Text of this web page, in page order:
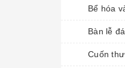
Bể hóa
Bàn lễ
Cuốn